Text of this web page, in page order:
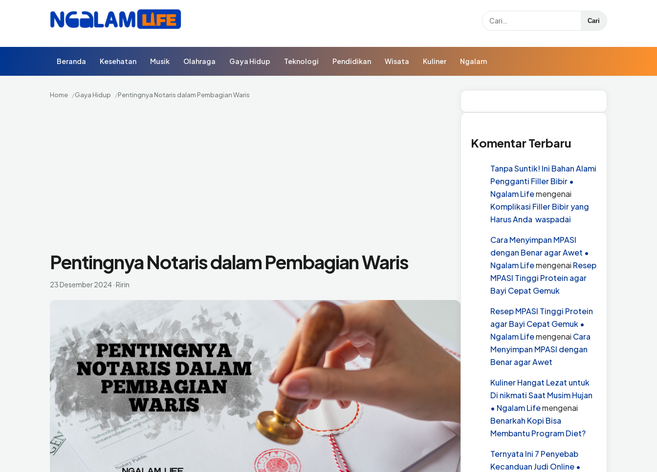
Search Cari
Beranda Kesehatan Musik Olahraga Gaya Hidup Teknologi Pendidikan Wisata Kuliner Ngalam
Home Gaya Hidup Pentingnya Notaris dalam Pembagian Waris
Pentingnya Notaris dalam Pembagian Waris
23 Desember 2024 ·Ririn
Komentar Terbaru
Tanpa Suntik! Ini Bahan Alami
Pengganti Filler Bibir •
Ngalam Lifemengenai
Komplikasi Filler Bibir yang
Harus Anda waspadai
Cara Menyimpan MPASI
dengan Benar agar Awet •
Ngalam Lifemengenai Resep
MPASI Tinggi Protein agar
Bayi Cepat Gemuk
Resep MPASI Tinggi Protein
agar Bayi Cepat Gemuk •
Ngalam Lifemengenai Cara
Menyimpan MPASI dengan
Benar agar Awet
Kuliner Hangat Lezat untuk
Di nikmati Saat Musim Hujan
• Ngalam Lifemengenai
Benarkah Kopi Bisa
Membantu Program Diet?
Ternyata Ini 7 Penyebab
Kecanduan Judi Online •